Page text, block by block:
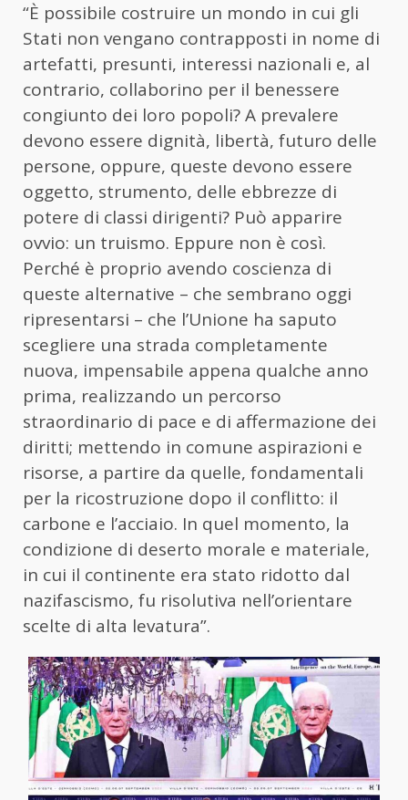
“È possibile costruire un mondo in cui gli
Stati non vengano contrapposti in nome di
artefatti, presunti, interessi nazionali e, al
contrario, collaborino per il benessere
congiunto dei loro popoli? A prevalere
devono essere dignità, libertà, futuro delle
persone, oppure, queste devono essere
oggetto, strumento, delle ebbrezze di
potere di classi dirigenti? Può apparire
ovvio: un truismo. Eppure non è così.
Perché è proprio avendo coscienza di
queste alternative – che sembrano oggi
ripresentarsi – che l’Unione ha saputo
scegliere una strada completamente
nuova, impensabile appena qualche anno
prima, realizzando un percorso
straordinario di pace e di affermazione dei
diritti; mettendo in comune aspirazioni e
risorse, a partire da quelle, fondamentali
per la ricostruzione dopo il conflitto: il
carbone e l’acciaio. In quel momento, la
condizione di deserto morale e materiale,
in cui il continente era stato ridotto dal
nazifascismo, fu risolutiva nell’orientare
scelte di alta levatura”.